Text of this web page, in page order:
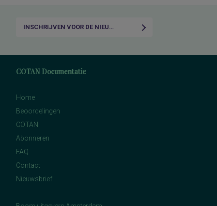
INSCHRIJVEN VOOR DE NIEUWSBRIEF
COTAN Documentatie
Home
Beoordelingen
COTAN
Abonneren
FAQ
Contact
Nieuwsbrief